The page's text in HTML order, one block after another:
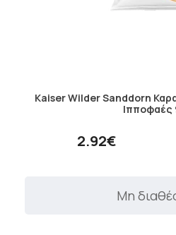
Kaiser Wilder Sanddorn
Ιπποφαές
2.92€
Μη